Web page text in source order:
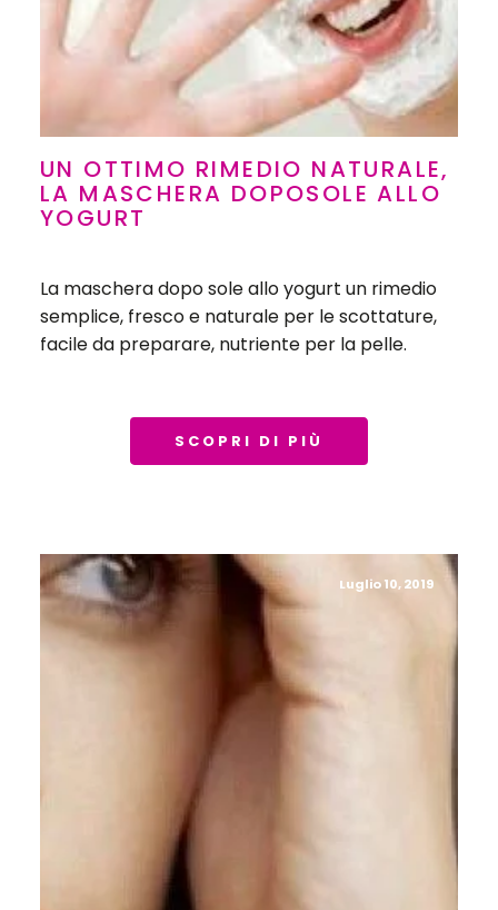
UN OTTIMO RIMEDIO NATURALE,
LA MASCHERA DOPOSOLE ALLO
YOGURT
La maschera dopo sole allo yogurt un rimedio
semplice, fresco e naturale per le scottature,
facile da preparare, nutriente per la pelle.
SCOPRI DI PIÙ
Luglio 10, 2019